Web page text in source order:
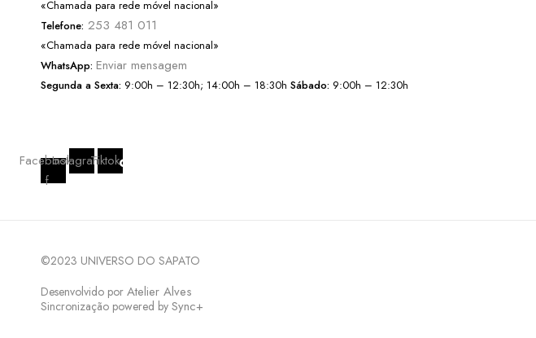
«Chamada para rede móvel nacional»
Telefone: 253 481 011
«Chamada para rede móvel nacional»
WhatsApp: Enviar mensagem
Segunda a Sexta: 9:00h – 12:30h; 14:00h – 18:30h Sábado: 9:00h – 12:30h
Facebook-
f
InstagramTiktok
©2023 UNIVERSO DO SAPATO
Desenvolvido por Atelier Alves
Sincronização powered by Sync+